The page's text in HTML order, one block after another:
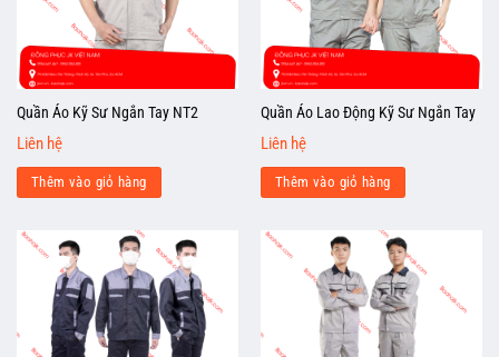
Quần Áo Kỹ Sư Ngắn Tay NT2
Liên hệ
Thêm vào giỏ hàng
Quần Áo Lao Động Kỹ Sư Ngắn Tay
Liên hệ
Thêm vào giỏ hàng